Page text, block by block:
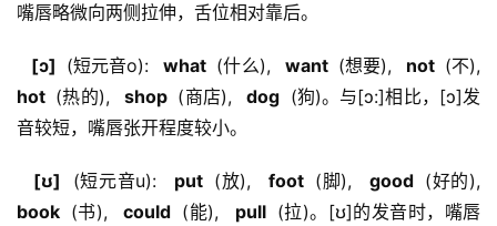
嘴唇略微向两侧拉伸，舌位相对靠后。
  [ɔ]
(短元音o):
  what
(什么),
  want
(想要),
  not
hot (热的),
  shop
(商店),
  dog
(狗)。与[ɔ:]相比，[ɔ]发
音较短，嘴唇张开程度较小。
  [ʊ]
(短元音u):
  put
(放),
  foot
(脚),
  good
book (书),
  could
(能),
  pull
(拉)。[ʊ]的发音时，嘴唇